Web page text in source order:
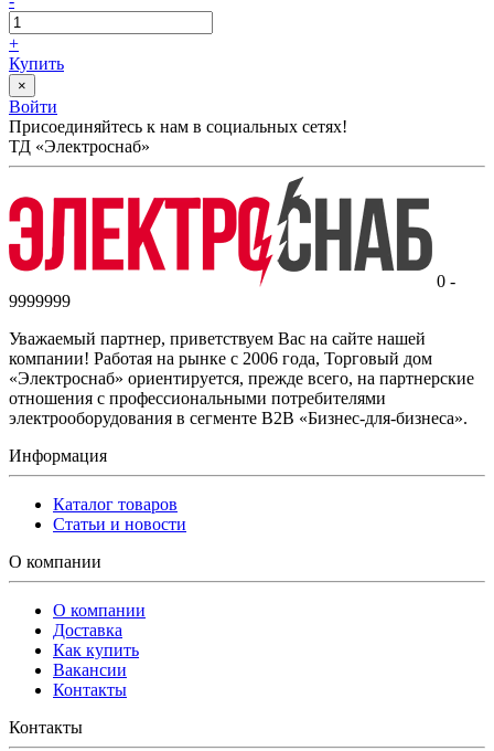
+
Купить
×
Войти
Присоединяйтесь к нам в социальных сетях!
ТД «Электроснаб»
0 -
9999999
Уважаемый партнер, приветствуем Вас на сайте нашей
компании! Работая на рынке с 2006 года, Торговый дом
«Электроснаб» ориентируется, прежде всего, на партнерские
отношения с профессиональными потребителями
электрооборудования в сегменте B2B «Бизнес-для-бизнеса».
Информация
Каталог товаров
Статьи и новости
О компании
О компании
Доставка
Как купить
Вакансии
Контакты
Контакты